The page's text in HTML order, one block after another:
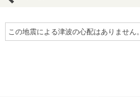
この地震による津波の心配はありません。